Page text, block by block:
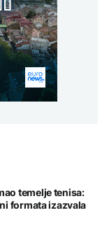
temelje tenisa:
formata izazvala